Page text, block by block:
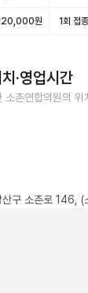
원 1회 접
·영업시간
소촌연합의원의 위
산구 소촌로 146, (